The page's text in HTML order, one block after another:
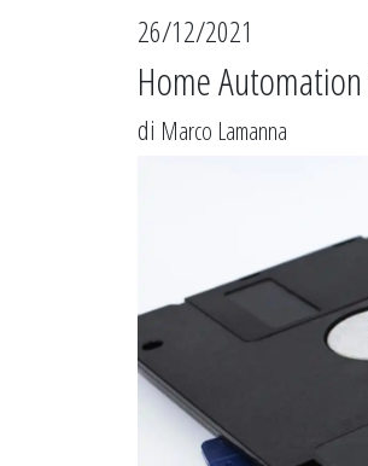
26/12/2021
Home
di Marco Lamanna